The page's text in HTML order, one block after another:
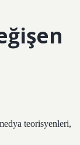
teorisyenleri,